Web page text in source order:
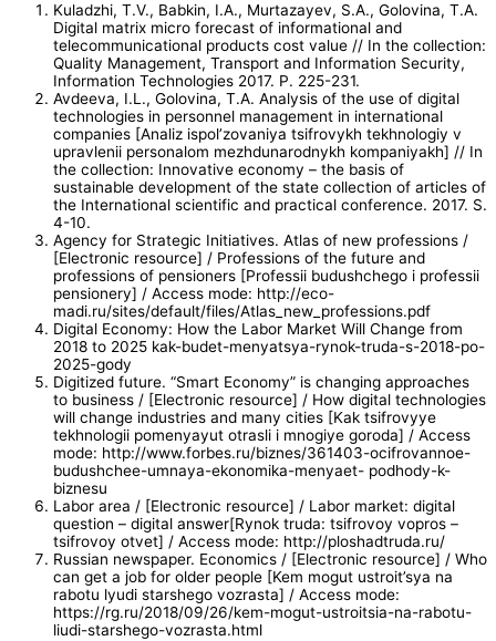
Kuladzhi, T.V., Babkin, I.A., Murtazayev, S.A., Golovina, T.A.
Digital matrix micro forecast of informational and
telecommunicational products cost value // In the collection:
Quality Management, Transport and Information Security,
Information Technologies 2017. P. 225-231.
Avdeeva, I.L., Golovina, T.A. Analysis of the use of digital
technologies in personnel management in international
companies [Analiz ispol’zovaniya tsifrovykh tekhnologiy v
upravlenii personalom mezhdunarodnykh kompaniyakh] // In
the collection: Innovative economy – the basis of
sustainable development of the state collection of articles of
the International scientific and practical conference. 2017. S.
4-10.
Agency for Strategic Initiatives. Atlas of new professions /
[Electronic resource] / Professions of the future and
professions of pensioners [Professii budushchego i professii
pensionery] / Access mode: http://eco-
madi.ru/sites/default/files/Atlas_new_professions.pdf
Digital Economy: How the Labor Market Will Change from
2018 to 2025 kak-budet-menyatsya-rynok-truda-s-2018-po-
2025-gody
Digitized future. “Smart Economy” is changing approaches
to business / [Electronic resource] / How digital technologies
will change industries and many cities [Kak tsifrovyye
tekhnologii pomenyayut otrasli i mnogiye goroda] / Access
mode: http://www.forbes.ru/biznes/361403-ocifrovannoe-
budushchee-umnaya-ekonomika-menyaet- podhody-k-
biznesu
Labor area / [Electronic resource] / Labor market: digital
question – digital answer[Rynok truda: tsifrovoy vopros –
tsifrovoy otvet] / Access mode: http://ploshadtruda.ru/
Russian newspaper. Economics / [Electronic resource] / Who
can get a job for older people [Kem mogut ustroit’sya na
rabotu lyudi starshego vozrasta] / Access mode:
https://rg.ru/2018/09/26/kem-mogut-ustroitsia-na-rabotu-
liudi-starshego-vozrasta.html